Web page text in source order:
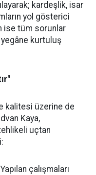
kardeşlik, isar
yol gösterici
ise tüm sorunlar
yegâne kurtuluş
kalitesi üzerine de
Kaya,
uçtan
çalışmaları